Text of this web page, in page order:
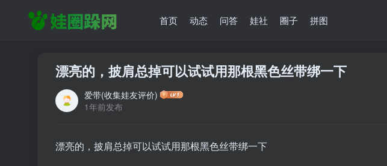
首页 动态 问答 娃社 圈子 拼图
漂亮的，披肩总掉可以试试用那根黑色丝带绑一下
爱带(收集娃友评价)
1年前发布
漂亮的，披肩总掉可以试试用那根黑色丝带绑一下